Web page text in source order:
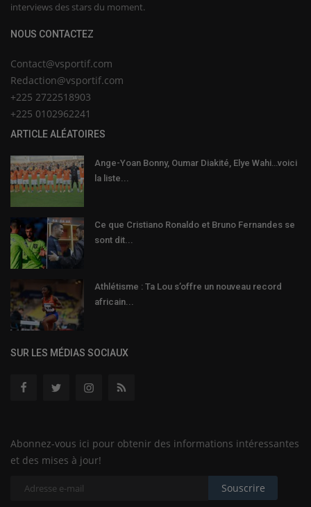
interviews des stars du moment.
NOUS CONTACTEZ
Contact@vsportif.com
Redaction@vsportif.com
+225 2722518903
+225 0102962241
ARTICLE ALÉATOIRES
Ange-Yoan Bonny, Oumar Diakité, Elye Wahi…voici
la liste...
Ce que Cristiano Ronaldo et Bruno Fernandes se
sont dit...
Athlétisme : Ta Lou s’offre un nouveau record
africain...
SUR LES MÉDIAS SOCIAUX
Abonnez-vous ici pour obtenir des informations intéressantes
et des mises à jour!
Souscrire